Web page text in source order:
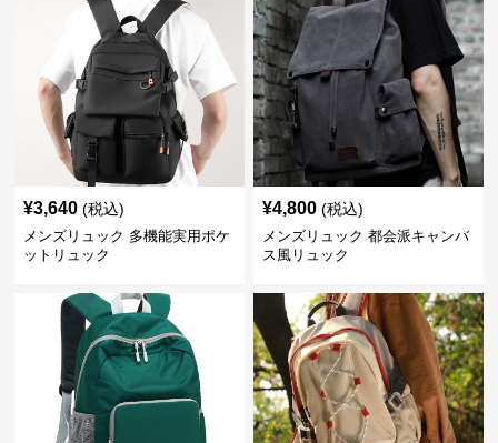
¥3,640 (税込)
メンズリュック 多機能実用ポケ
ットリュック
¥4,800 (税込)
メンズリュック 都会派キャンバ
ス風リュック